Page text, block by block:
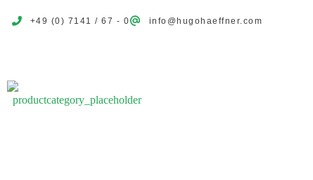
+49 (0) 7141 / 67 - 0 info@hugohaeffner.com